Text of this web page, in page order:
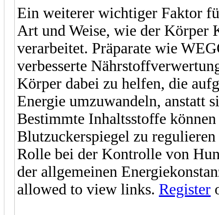
Ein weiterer wichtiger Faktor
Art und Weise, wie der Körper
verarbeitet. Präparate wie
verbesserte
Körper dabei zu helfen, die
Energie umzuwandeln, anstatt
Bestimmte Inhaltsstoffe
Blutzuckerspiegel zu
Rolle bei der Kontrolle von
der allgemeinen
allowed to view links. Register